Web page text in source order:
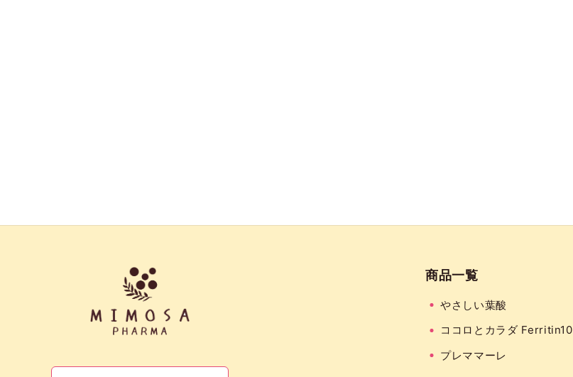
商品一覧
やさしい葉酸
ココロとカラダ Ferritin10
プレママーレ